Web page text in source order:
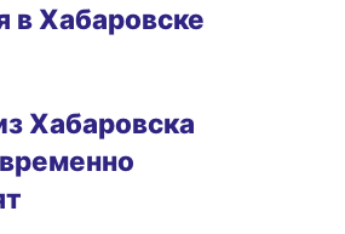
в Хабаровске
Хабаровска